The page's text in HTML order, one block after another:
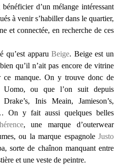
d’un mélange intéressant
à venir s’habiller dans le quartier,
et connectée, en recherche de ces
qu’est apparuBeige. Beige est un
qu’il n’ait pas encore de vitrine
manque. On y trouve donc de
Uomo, ou que l’on suit depuis
Inis Meain, Jamieson’s,
On y fait aussi quelques belles
, une marque d’outerwear
ou la marque espagnole Justo
sorte de chaînon manquant entre
et une veste de peintre.